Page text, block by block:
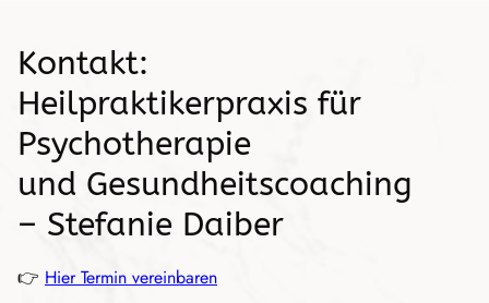
Kontakt:
Heilpraktikerpraxis für
Psychotherapie
und Gesundheitscoaching
– Stefanie Daiber
👉 Hier Termin vereinbaren